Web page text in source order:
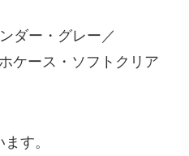
ダー・グレー／
ケース・ソフトクリア
す。